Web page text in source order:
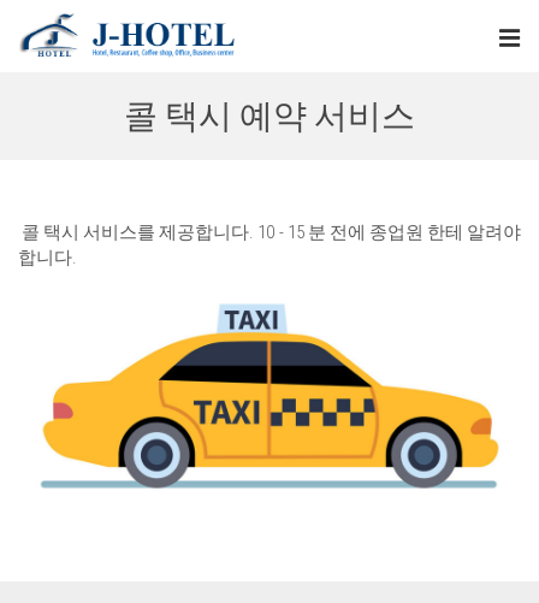
콜 택시 예약 서비스
콜 택시 서비스를 제공합니다. 10 - 15 분 전에 종업원 한테 알려야
합니다.